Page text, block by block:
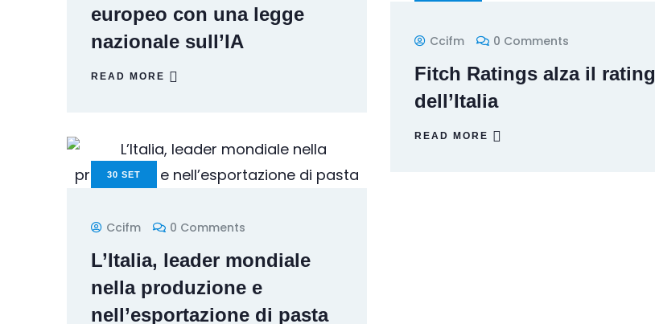
europeo con una legge
nazionale sull’IA
READ MORE
Ccifm 0 Comments
Fitch Ratings alza il rating
dell’Italia
READ MORE
30 SET
Ccifm 0 Comments
L’Italia, leader mondiale
nella produzione e
nell’esportazione di pasta